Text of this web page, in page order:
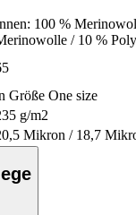
100 %
/ 10 %
Größe One size
g/m2
Mikron / 18,7